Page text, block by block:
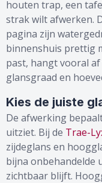
houten trap, een
strak wilt afwerken.
pagina zijn
binnenshuis prettig
past, hangt vooral
glansgraad en
Kies de juiste
De afwerking
uitziet. Bij de Trae-
zijdeglans en
bijna onbehandelde
zichtbaar blijft.